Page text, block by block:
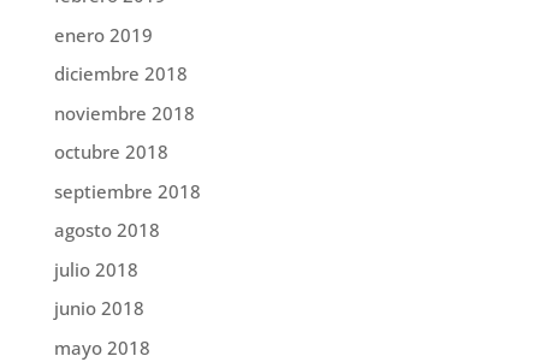
enero 2019
diciembre 2018
noviembre 2018
octubre 2018
septiembre 2018
agosto 2018
julio 2018
junio 2018
mayo 2018